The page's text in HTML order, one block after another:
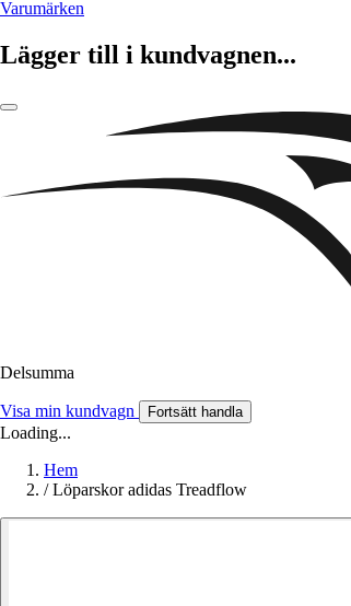
Varumärken
Lägger till i kundvagnen...
Delsumma
Visa min kundvagn Fortsätt handla
Loading...
Hem
/ Löparskor adidas Treadflow